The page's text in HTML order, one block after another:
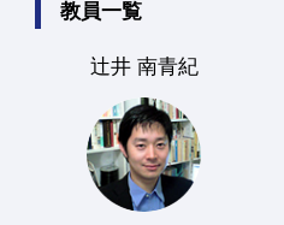
教員一覧
辻井 南青紀